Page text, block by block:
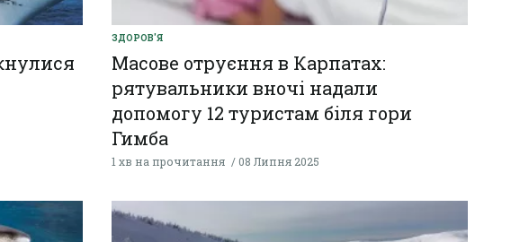
ЗДОРОВ'Я
Масове отруєння в Карпатах:
рятувальники вночі надали
допомогу 12 туристам біля гори
Гимба
1 хв на прочитання 08 Липня 2025